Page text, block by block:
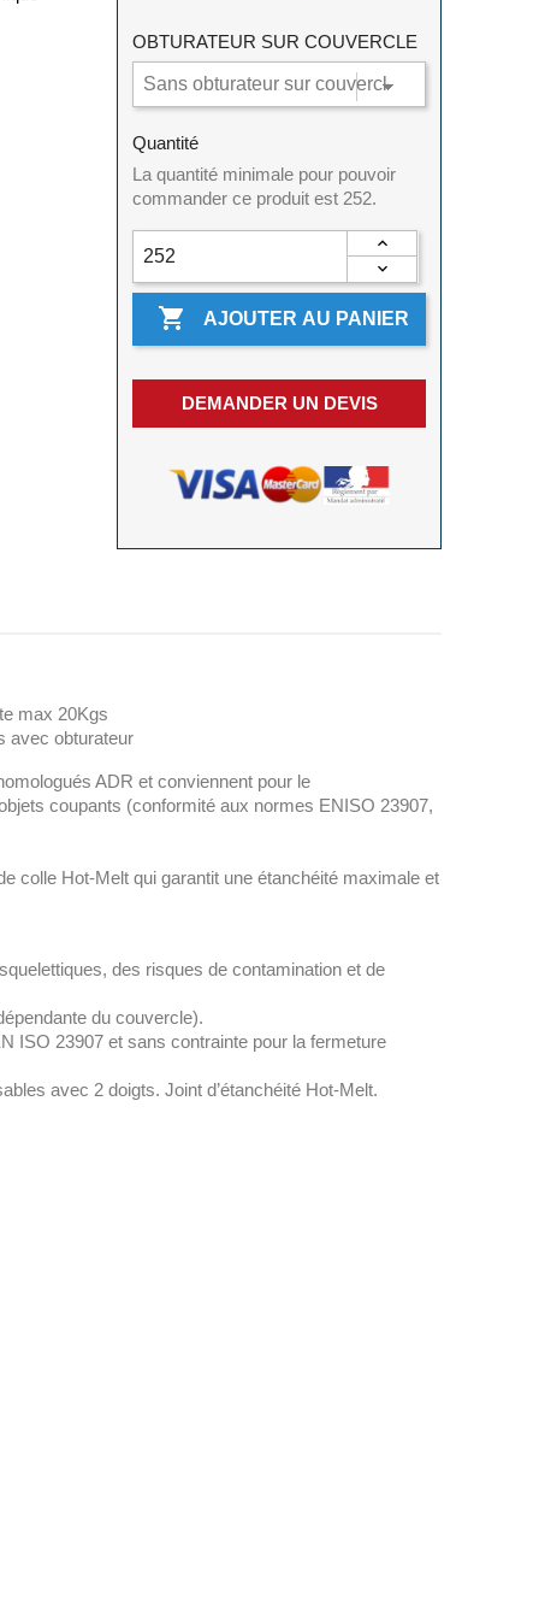
OBTURATEUR SUR COUVERCLE
Quantité
La quantité minimale pour pouvoir
commander ce produit est 252.
 AJOUTER AU PANIER
DEMANDER UN DEVIS
max 20Kgs
avec obturateur
ADR et conviennent pour le
coupants (conformité aux normes ENISO 23907,
colle Hot-Melt qui garantit une étanchéité maximale et
des risques de contamination et de
du couvercle).
ISO 23907 et sans contrainte pour la fermeture
avec 2 doigts. Joint d’étanchéité Hot-Melt.